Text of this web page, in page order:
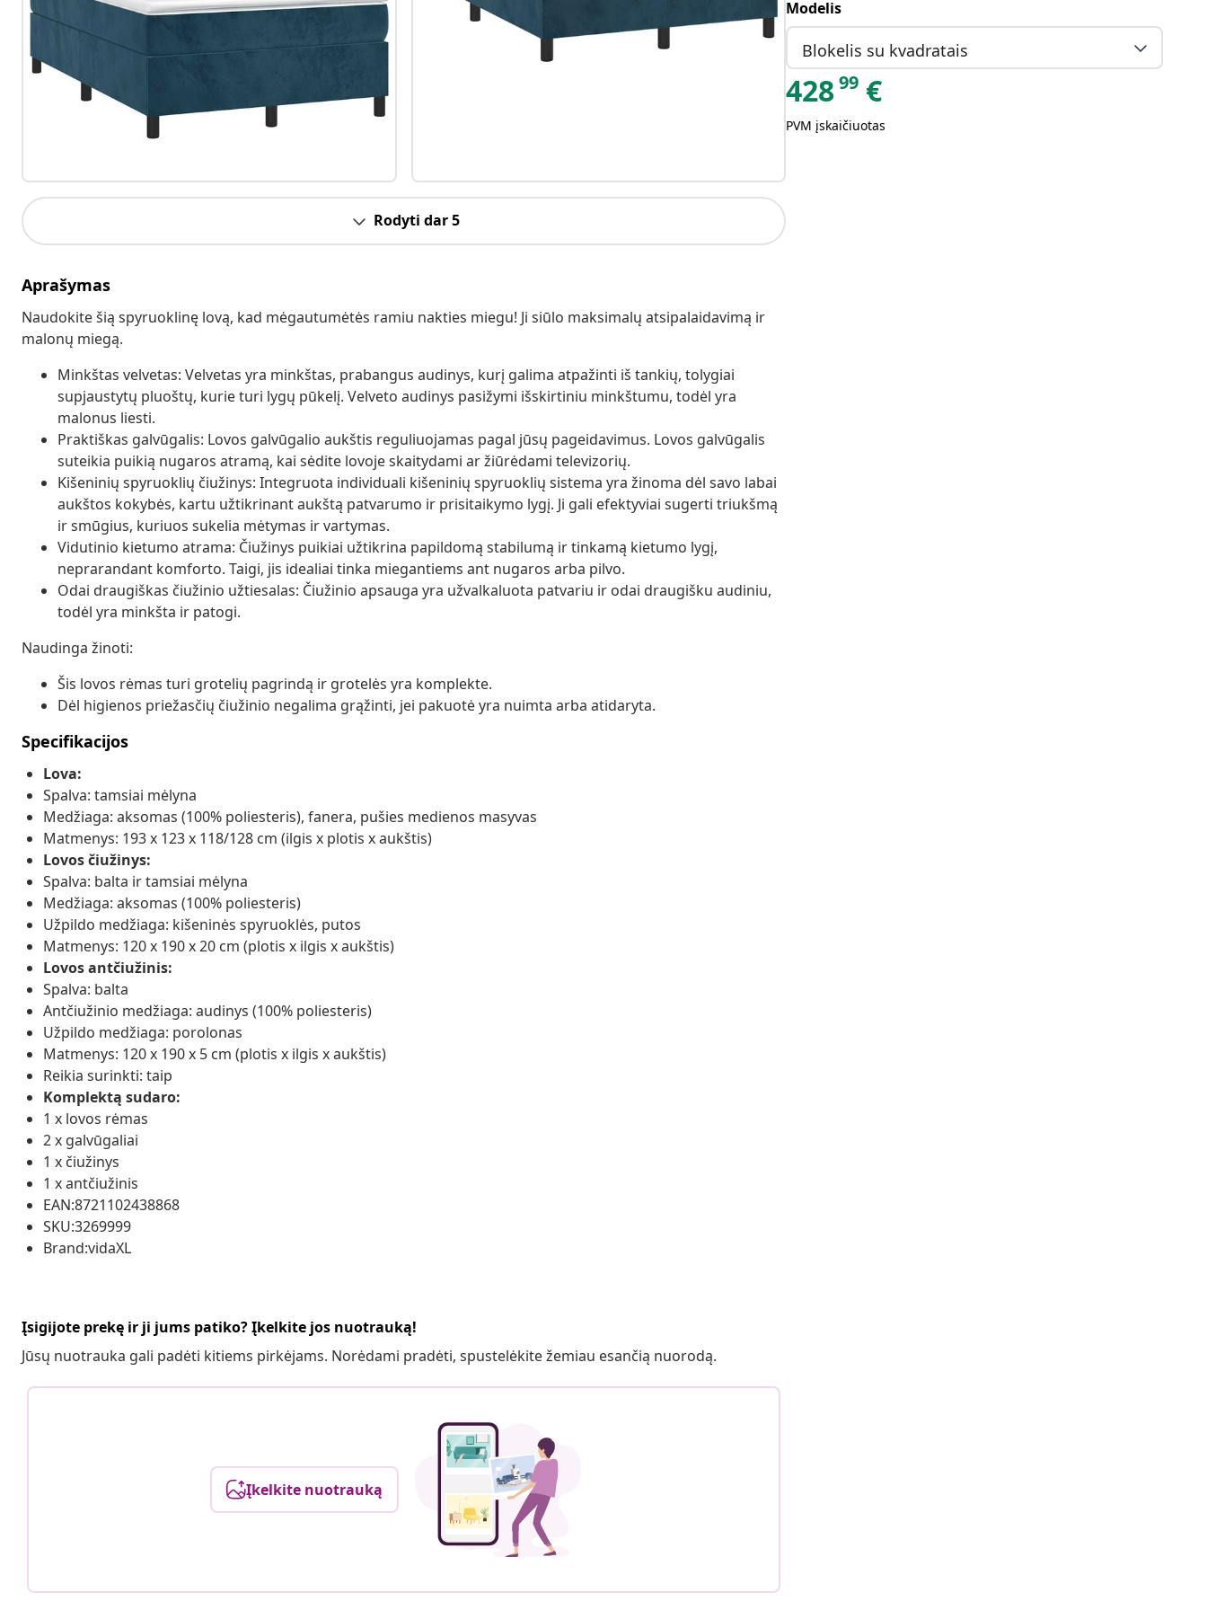
Rodyti dar 5
Aprašymas
Naudokite šią spyruoklinę lovą, kad mėgautumėtės ramiu nakties miegu! Ji siūlo maksimalų atsipalaidavimą ir
malonų miegą.
Minkštas velvetas: Velvetas yra minkštas, prabangus audinys, kurį galima atpažinti iš tankių, tolygiai
supjaustytų pluoštų, kurie turi lygų pūkelį. Velveto audinys pasižymi išskirtiniu minkštumu, todėl yra
malonus liesti.
Praktiškas galvūgalis: Lovos galvūgalio aukštis reguliuojamas pagal jūsų pageidavimus. Lovos galvūgalis
suteikia puikią nugaros atramą, kai sėdite lovoje skaitydami ar žiūrėdami televizorių.
Kišeninių spyruoklių čiužinys: Integruota individuali kišeninių spyruoklių sistema yra žinoma dėl savo labai
aukštos kokybės, kartu užtikrinant aukštą patvarumo ir prisitaikymo lygį. Ji gali efektyviai sugerti triukšmą
ir smūgius, kuriuos sukelia mėtymas ir vartymas.
Vidutinio kietumo atrama: Čiužinys puikiai užtikrina papildomą stabilumą ir tinkamą kietumo lygį,
neprarandant komforto. Taigi, jis idealiai tinka miegantiems ant nugaros arba pilvo.
Odai draugiškas čiužinio užtiesalas: Čiužinio apsauga yra užvalkaluota patvariu ir odai draugišku audiniu,
todėl yra minkšta ir patogi.
Naudinga žinoti:
Šis lovos rėmas turi grotelių pagrindą ir grotelės yra komplekte.
Dėl higienos priežasčių čiužinio negalima grąžinti, jei pakuotė yra nuimta arba atidaryta.
Specifikacijos
Lova:
Spalva: tamsiai mėlyna
Medžiaga: aksomas (100% poliesteris), fanera, pušies medienos masyvas
Matmenys: 193 x 123 x 118/128 cm (ilgis x plotis x aukštis)
Lovos čiužinys:
Spalva: balta ir tamsiai mėlyna
Medžiaga: aksomas (100% poliesteris)
Užpildo medžiaga: kišeninės spyruoklės, putos
Matmenys: 120 x 190 x 20 cm (plotis x ilgis x aukštis)
Lovos antčiužinis:
Spalva: balta
Antčiužinio medžiaga: audinys (100% poliesteris)
Užpildo medžiaga: porolonas
Matmenys: 120 x 190 x 5 cm (plotis x ilgis x aukštis)
Reikia surinkti: taip
Komplektą sudaro:
1 x lovos rėmas
2 x galvūgaliai
1 x čiužinys
1 x antčiužinis
EAN:8721102438868
SKU:3269999
Brand:vidaXL
Įsigijote prekę ir ji jums patiko? Įkelkite jos nuotrauką!
Jūsų nuotrauka gali padėti kitiems pirkėjams. Norėdami pradėti, spustelėkite žemiau esančią nuorodą.
Įkelkite nuotrauką
Modelis
Blokelis su kvadratais
42899 €
PVM įskaičiuotas